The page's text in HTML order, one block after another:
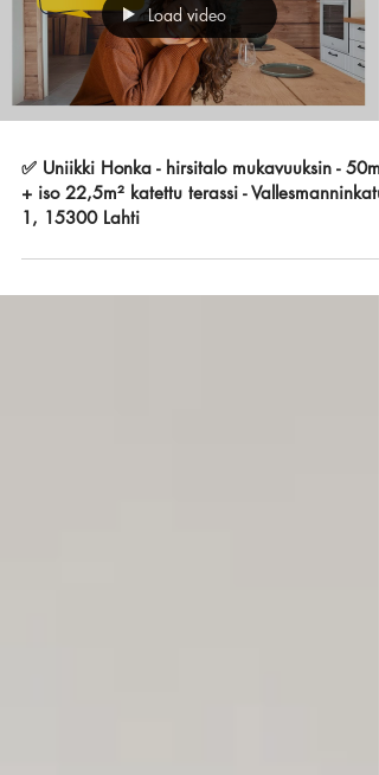
Load video
✅ Uniikki Honka - hirsitalo mukavuuksin - 50m²
1, 15300 Lahti